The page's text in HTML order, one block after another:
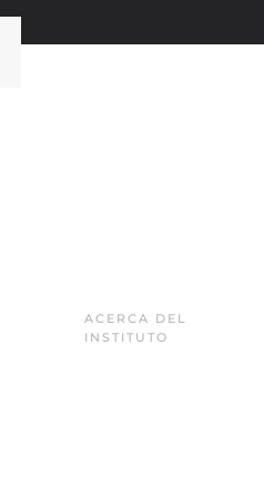
ACERCA DEL
INSTITUTO